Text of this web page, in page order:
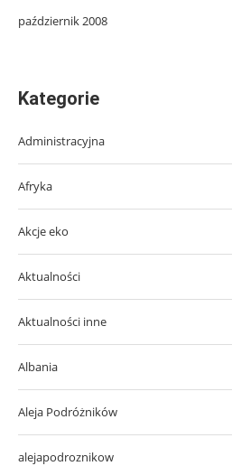
październik 2008
Kategorie
Administracyjna
Afryka
Akcje eko
Aktualności
Aktualności inne
Albania
Aleja Podróżników
alejapodroznikow